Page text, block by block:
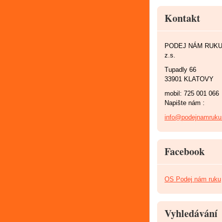
Kontakt
PODEJ NÁM RUKU
z.s.
Tupadly 66
33901 KLATOVY
mobil: 725 001 066
Napište nám :
Facebook
OS Podej nám ruku
Vyhledávání